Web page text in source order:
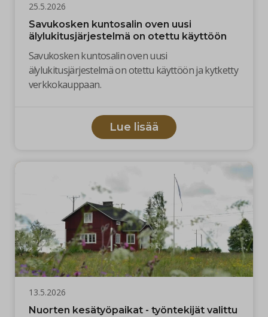
25.5.2026
Savukosken kuntosalin oven uusi
älylukitusjärjestelmä on otettu käyttöön
Savukosken kuntosalin oven uusi
älylukitusjärjestelmä on otettu käyttöön ja kytketty
verkkokauppaan.
Lue lisää
13.5.2026
Nuorten kesätyöpaikat - työntekijät valittu